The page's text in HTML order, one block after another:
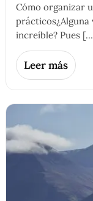
Cómo organizar
prácticos¿Alguna
increíble? Pues
Leer más